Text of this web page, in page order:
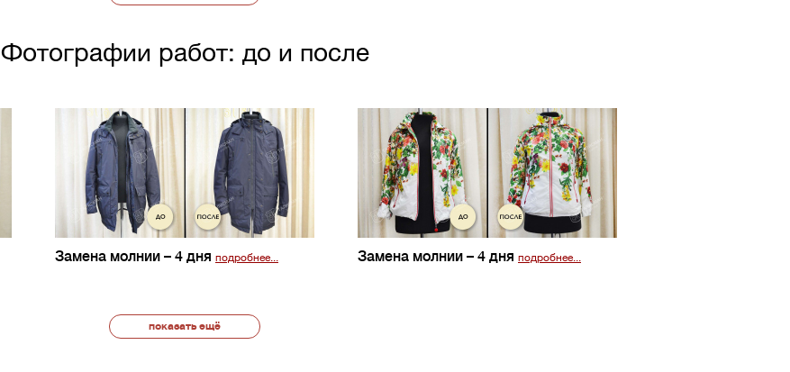
Фотографии работ: до и после
Замена молнии – 4 дня подробнее... Замена молнии – 4 дня подробнее...
показать ещё